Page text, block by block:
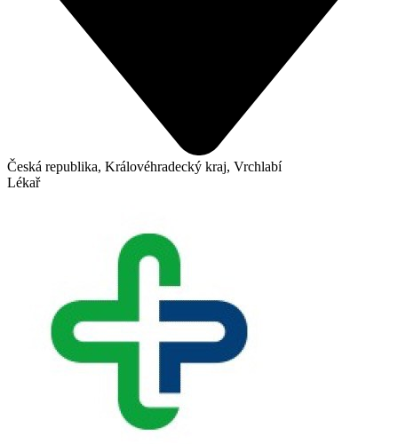
Česká republika, Královéhradecký kraj, Vrchlabí
Lékař